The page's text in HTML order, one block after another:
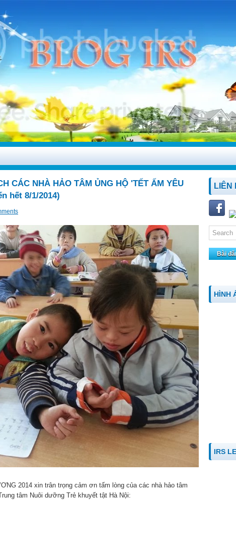
CÁC NHÀ HẢO TÂM ỦNG HỘ 'TẾT ẤM YÊU
hết 8/1/2014)
2014 xin trân trọng cảm ơn tấm lòng của các nhà hảo tâm
tâm Nuôi dưỡng Trẻ khuyết tật Hà Nội:
LIÊN
Bài
HÌNH
IRS